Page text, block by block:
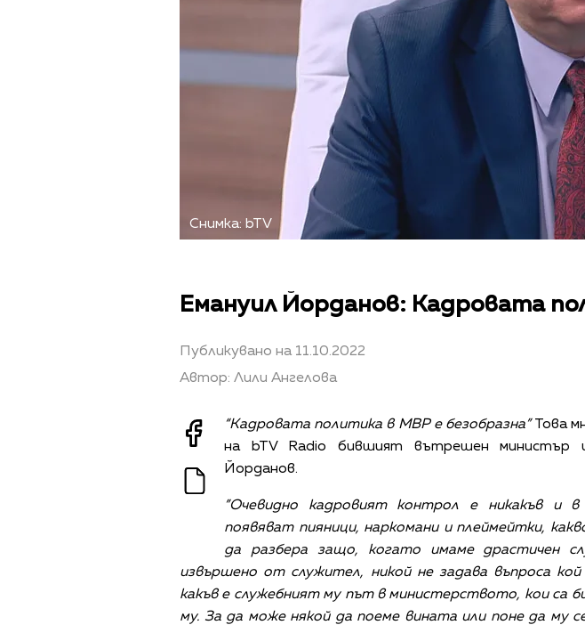
Снимка: bTV
Емануил Йорданов: Кадровата
Публикувано на 11.10.2022
Автор: Лили Ангелова
“Кадровата политика в МВР е безобразна”Това
на bTV Radio бившият вътрешен министър
Йорданов.
”Очевидно кадровият контрол е никакъв
появяват пияници, наркомани и плеймейтки,
да разбера защо, когато имаме драстичен
извършено от служител, никой не задава въпроса кой
какъв е служебният му път в министерството, кои са
му. За да може някой да поеме вината или поне да му